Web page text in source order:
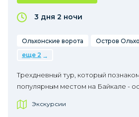
3 дня 2 ночи
Ольхонские ворота Остров
еще 2
Трехдневный тур, который
популярным местом на Байкале -
Экскурсии